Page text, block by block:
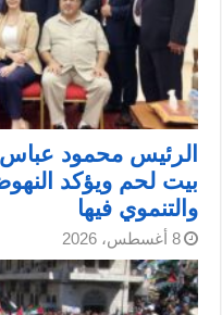
الرئيس محمود
بيت لحم ويؤكد
والتنموي فيها
8 أغسطس، 2026